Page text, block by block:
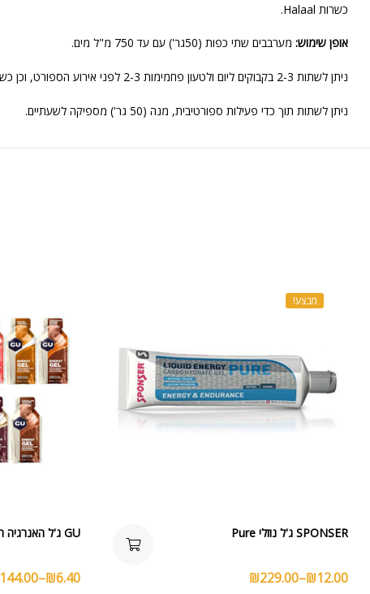
כשרות Halaal.
אופן שימוש: מערבבים שתי כפות (50גר') עם עד 750 מ"ל מים.
ניתן לשתות 2-3 בקבוקים ליום ולטעון פחמימות 2-3 לפני אירוע הספורט, וכן כשעה לפני.
ניתן לשתות תוך כדי פעילות ספורטיבית, מנה (50 גר') מספיקה לשעתיים.
מבצע!
SPONSER ג'ל נוזלי Pure
₪12.00
–
₪229.00
GU ג'ל האנרגיה המקורי – מגוון טעמים
₪6.40
–
144.00